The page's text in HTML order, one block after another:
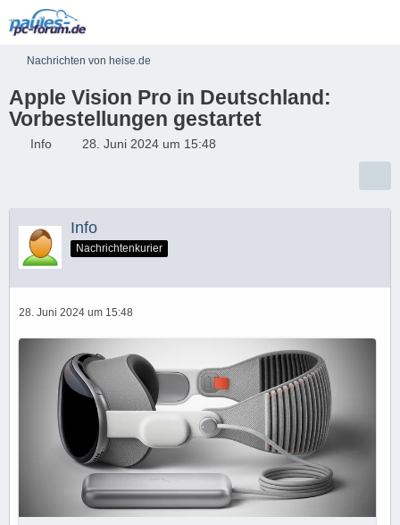
Nachrichten von heise.de
Apple Vision Pro in Deutschland:
Vorbestellungen gestartet
Info 28. Juni 2024 um 15:48
Info
Nachrichtenkurier
28. Juni 2024 um 15:48